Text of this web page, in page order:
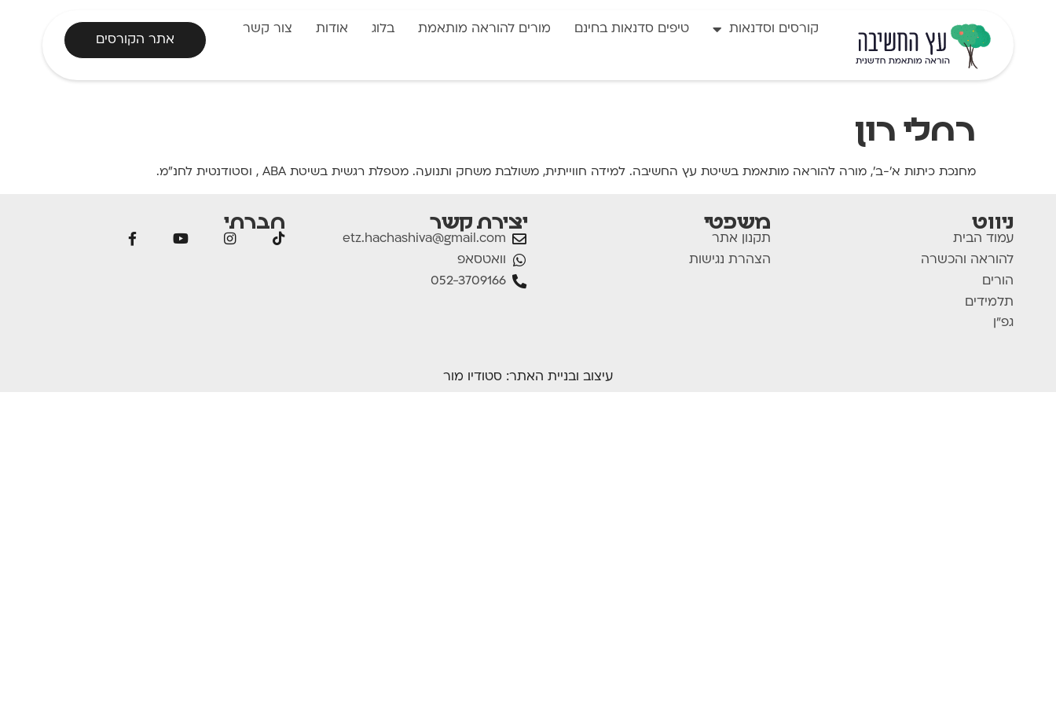
קורסים וסדנאות טיפים סדנאות בחינם מורים להוראה מותאמת בלוג אודות
צור קשר
אתר הקורסים
רחלי רון
מחנכת כיתות א'-ב', מורה להוראה מותאמת בשיטת עץ החשיבה. למידה חווייתית, משולבת משחק ותנועה. מטפלת רגשית בשיטת ABA , וסטודנטית לחנ"מ.
ניווט
עמוד הבית
להוראה והכשרה
הורים
תלמידים
גפ"ן
משפטי
תקנון אתר
הצהרת נגישות
יצירת קשר
etz.hachashiva@gmail.com
וואטסאפ
052-3709166
חברתי
עיצוב ובניית האתר: סטודיו מור